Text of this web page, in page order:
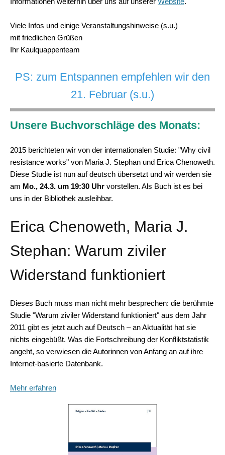
Viele Infos und einige Veranstaltungshinweise (s.u.)
mit friedlichen Grüßen
Ihr Kaulquappenteam
PS: zum Entspannen empfehlen wir den
21. Februar (s.u.)
Unsere Buchvorschläge des Monats:
2015 berichteten wir von der internationalen Studie: "Why civil
resistance works" von Maria J. Stephan und Erica Chenoweth.
Diese Studie ist nun auf deutsch übersetzt und wir werden sie
am Mo., 24.3. um 19:30 Uhr vorstellen. Als Buch ist es bei
uns in der Bibliothek ausleihbar.
Erica Chenoweth, Maria J.
Stephan: Warum ziviler
Widerstand funktioniert
Dieses Buch muss man nicht mehr besprechen: die berühmte
Studie "Warum ziviler Widerstand funktioniert" aus dem Jahr
2011 gibt es jetzt auch auf Deutsch – an Aktualität hat sie
nichts eingebüßt. Was die Fortschreibung der Konfliktstatistik
angeht, so verwiesen die Autorinnen von Anfang an auf ihre
Internet-basierte Datenbank.
Mehr erfahren